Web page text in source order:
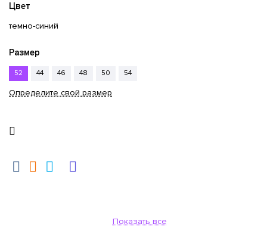
Цвет
темно-синий
Размер
52 44 46 48 50 54
Определите свой размер
Показать все